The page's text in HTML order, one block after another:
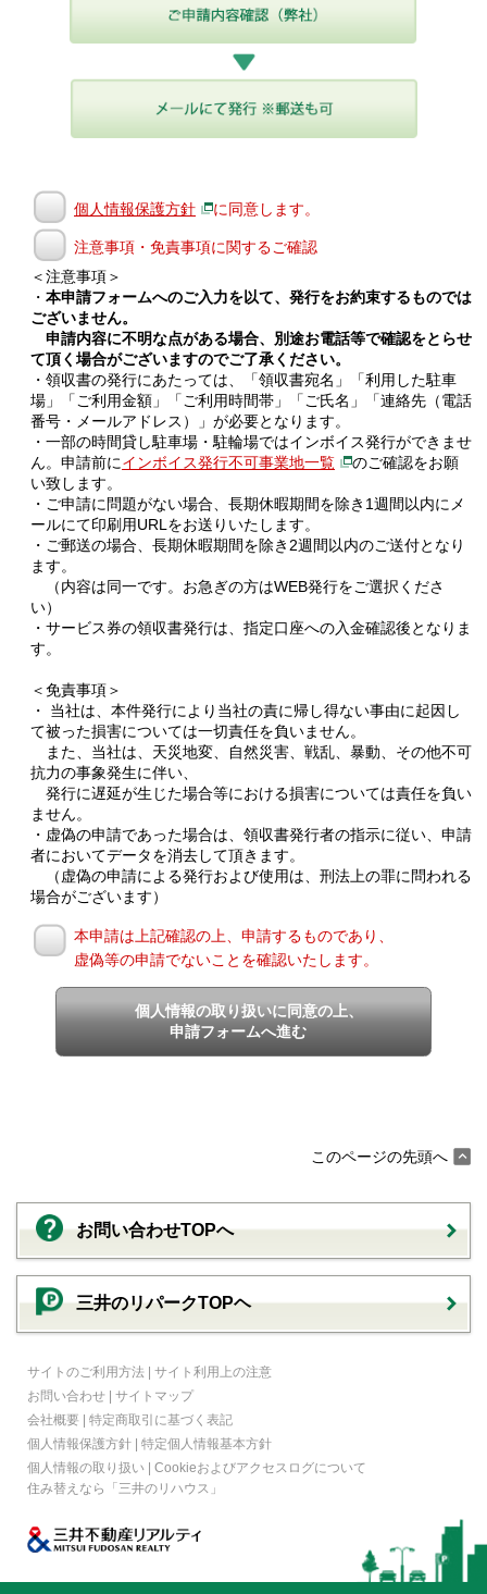
個人情報保護方針 に同意します。
注意事項・免責事項に関するご確認
＜注意事項＞
・ 本申請フォームへのご入力を以て、発行をお約束するものでは
ございません。
申請内容に不明な点がある場合、別途お電話等で確認をとらせ
て頂く場合がございますのでご了承ください。
・領収書の発行にあたっては、「領収書宛名」「利用した駐車
場」「ご利用金額」「ご利用時間帯」「ご氏名」「連絡先（電話
番号・メールアドレス）」が必要となります。
・一部の時間貸し駐車場・駐輪場ではインボイス発行ができませ
ん。申請前にインボイス発行不可事業地一覧
のご確認をお願
い致します。
・ご申請に問題がない場合、長期休暇期間を除き1週間以内にメ
ールにて印刷用URLをお送りいたします。
・ご郵送の場合、長期休暇期間を除き2週間以内のご送付となり
ます。
（内容は同一です。お急ぎの方はWEB発行をご選択くださ
い）
・サービス券の領収書発行は、指定口座への入金確認後となりま
す。
＜免責事項＞
・ 当社は、本件発行により当社の責に帰し得ない事由に起因し
て被った損害については一切責任を負いません。
また、当社は、天災地変、自然災害、戦乱、暴動、その他不可
抗力の事象発生に伴い、
発行に遅延が生じた場合等における損害については責任を負い
ません。
・虚偽の申請であった場合は、領収書発行者の指示に従い、申請
者においてデータを消去して頂きます。
（虚偽の申請による発行および使用は、刑法上の罪に問われる
場合がございます）
本申請は上記確認の上、申請するものであり、
虚偽等の申請でないことを確認いたします。
個人情報の取り扱いに同意の上、
申請フォームへ進む
このページの先頭へ
お問い合わせTOPへ
三井のリパークTOPヘ
サイトのご利用方法 | サイト利用上の注意
お問い合わせ | サイトマップ
会社概要 | 特定商取引に基づく表記
個人情報保護方針 | 特定個人情報基本方針
個人情報の取り扱い | Cookieおよびアクセスログについて
住み替えなら
「三井のリハウス」